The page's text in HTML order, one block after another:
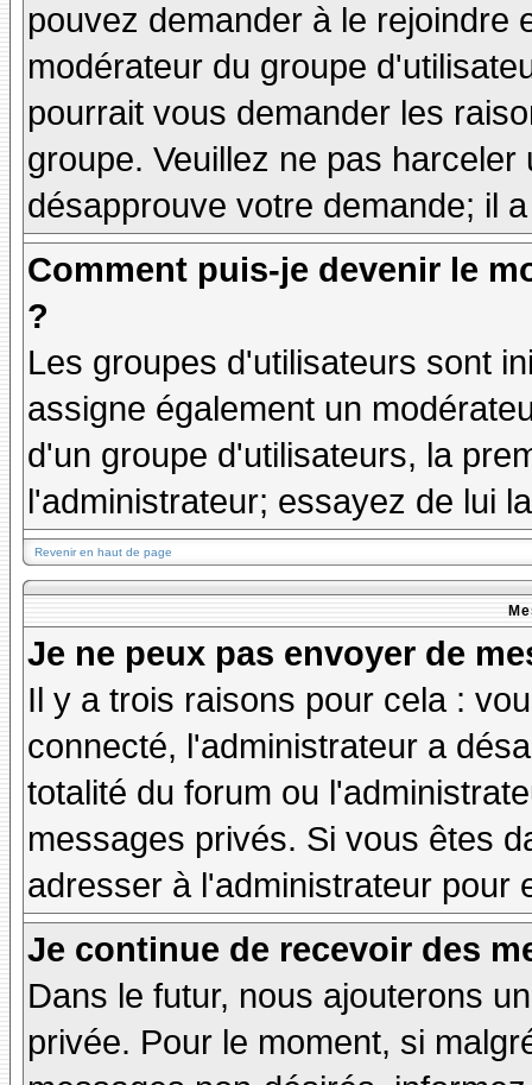
pouvez demander à le rejoindre
modérateur du groupe
pourrait vous demander les
groupe. Veuillez ne pas
désapprouve votre demande; il
Comment puis-je devenir le
?
Les groupes d'utilisateurs sont
assigne également un
d'un groupe d'utilisateurs, la
l'administrateur; essayez de lui
Revenir en haut de page
Je ne peux pas envoyer de
Il y a trois raisons pour cela :
connecté, l'administrateur a
totalité du forum ou
messages privés. Si vous êtes
adresser à l'administrateur pour
Je continue de recevoir des
Dans le futur, nous ajouterons
privée. Pour le moment, si